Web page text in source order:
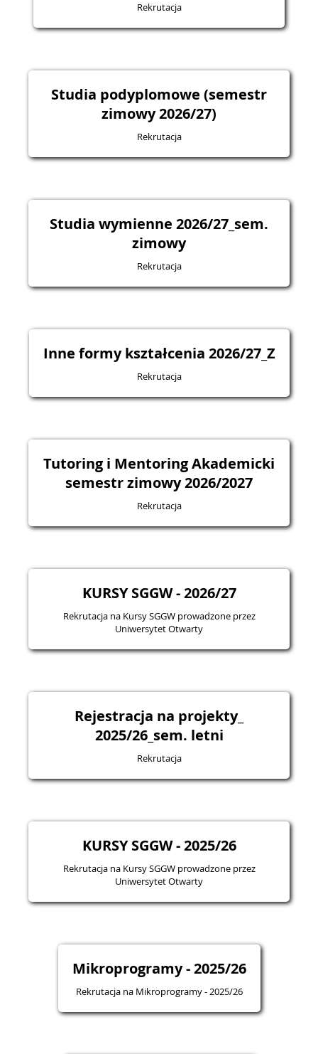
Rekrutacja
Studia podyplomowe (semestr
zimowy 2026/27)
Rekrutacja
Studia wymienne 2026/27_sem.
zimowy
Rekrutacja
Inne formy kształcenia 2026/27_Z
Rekrutacja
Tutoring i Mentoring Akademicki
semestr zimowy 2026/2027
Rekrutacja
KURSY SGGW - 2026/27
Rekrutacja na Kursy SGGW prowadzone przez
Uniwersytet Otwarty
Rejestracja na projekty_
2025/26_sem. letni
Rekrutacja
KURSY SGGW - 2025/26
Rekrutacja na Kursy SGGW prowadzone przez
Uniwersytet Otwarty
Mikroprogramy - 2025/26
Rekrutacja na Mikroprogramy - 2025/26